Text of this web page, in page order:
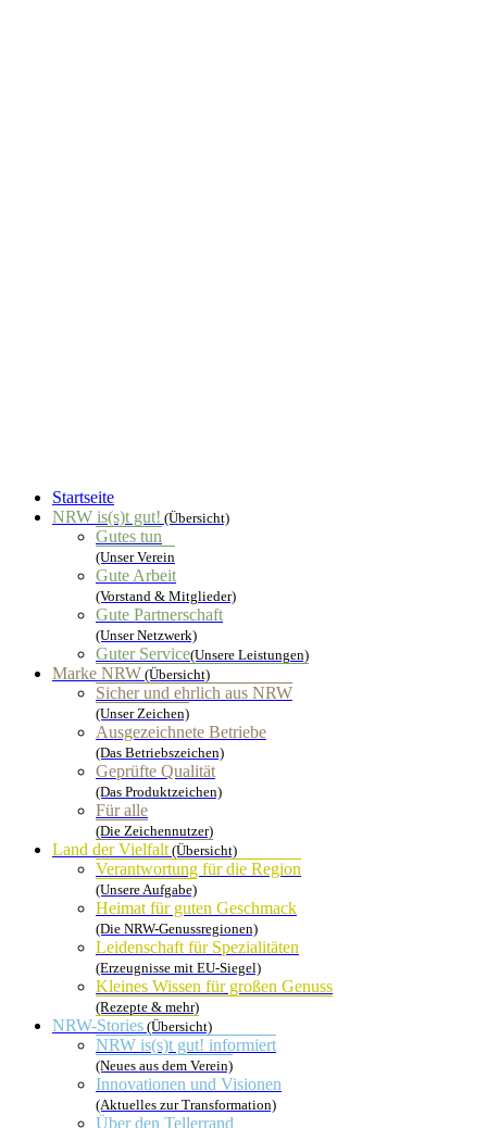
Startseite
NRW is(s)t gut! (Übersicht)
Gutes tun
(Unser Verein
Gute Arbeit
(Vorstand & Mitglieder)
Gute Partnerschaft
(Unser Netzwerk)
Guter Service(Unsere Leistungen)
Marke NRW (Übersicht)
Sicher und ehrlich aus NRW
(Unser Zeichen)
Ausgezeichnete Betriebe
(Das Betriebszeichen)
Geprüfte Qualität
(Das Produktzeichen)
Für alle
(Die Zeichennutzer)
Land der Vielfalt(Übersicht)
Verantwortung für die Region
(Unsere Aufgabe)
Heimat für guten Geschmack
(Die NRW-Genussregionen)
Leidenschaft für Spezialitäten
(Erzeugnisse mit EU-Siegel)
Kleines Wissen für großen Genuss
(Rezepte & mehr)
NRW-Stories (Übersicht)
NRW is(s)t gut! informiert
(Neues aus dem Verein)
Innovationen und Visionen
(Aktuelles zur Transformation)
Über den Tellerrand